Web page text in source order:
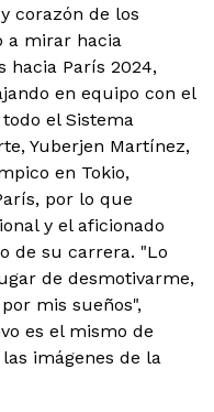
corazón de los
a mirar hacia
hacia París 2024,
en equipo con el
el Sistema
Yuberjen Martínez,
en Tokio,
por lo que
y el aficionado
de su carrera. "Lo
de desmotivarme,
mis sueños",
es el mismo de
imágenes de la